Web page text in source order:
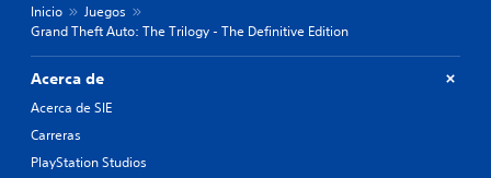
Inicio
Juegos
Grand Theft Auto: The Trilogy - The Definitive Edition
Acerca de
Acerca de SIE
Carreras
PlayStation Studios